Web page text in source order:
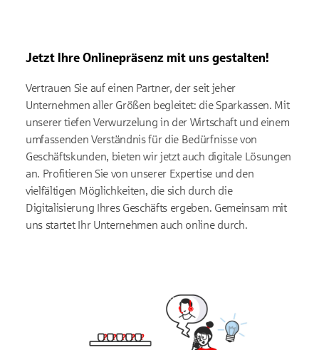
Jetzt Ihre Onlinepräsenz mit uns gestalten!
Vertrauen Sie auf einen Partner, der seit jeher
Unternehmen aller Größen begleitet: die Sparkassen. Mit
unserer tiefen Verwurzelung in der Wirtschaft und einem
umfassenden Verständnis für die Bedürfnisse von
Geschäftskunden, bieten wir jetzt auch digitale Lösungen
an. Profitieren Sie von unserer Expertise und den
vielfältigen Möglichkeiten, die sich durch die
Digitalisierung Ihres Geschäfts ergeben. Gemeinsam mit
uns startet Ihr Unternehmen auch online durch.